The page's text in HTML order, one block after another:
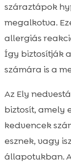
száraztápok
megalkotva.
allergiás
Így biztosítják
számára is a
Az Ely
biztosít, amely
kedvencek
esznek, vagy
állapotukban.